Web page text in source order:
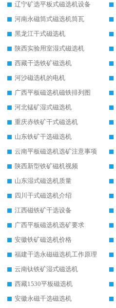
辽宁矿选平板式磁选机设备
河南永磁筒式磁选机筒瓦
黑龙江干式磁选机
陕西实验用室湿式磁选机
西藏干选铁矿磁选机
河沙磁选机的电机
广西平板磁选机磁铁排列图
河北锰矿湿式磁选机
重庆赤铁矿干式磁选机
山东铁矿干选磁选机
云南平板磁选机选矿注意事项
陕西新型铁矿磁机视频
山东湿式磁选机质量
四川干式磁选机介绍
江西磁铁矿干选设备
广西平板磁选机选矿要求
安徽铁矿磁选机价格
福建干选永磁磁选机工作原理
云南钛铁矿湿式磁选机
西藏1530平板磁选机
安徽永磁干选磁选机